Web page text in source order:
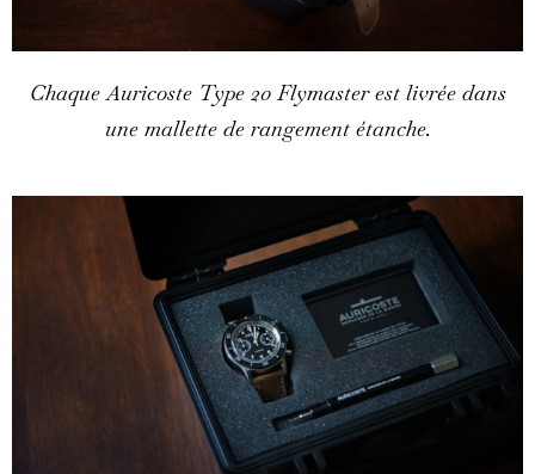
Chaque Auricoste Type 20 Flymaster est livrée dans
une mallette de rangement étanche.